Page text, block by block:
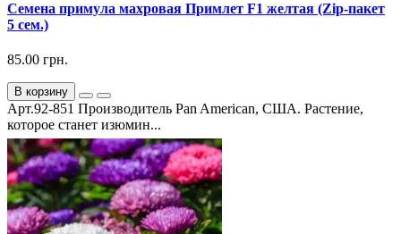
Семена примула махровая Примлет F1 желтая (Zip-пакет
5 сем.)
85.00 грн.
В корзину
Арт.92-851 Производитель Pan American, США. Растение,
которое станет изюмин...